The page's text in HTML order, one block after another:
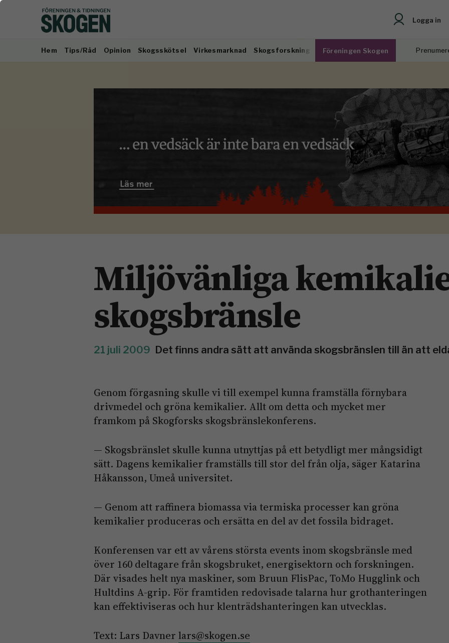
Logga in
Hem Tips/Råd Opinion Skogsskötsel Virkesmarknad Skogsforskning Föreningen Skogen
Miljövänliga
skogsbränsle
21 juli 2009 Det finns andra sätt att använda skogsbränslen till än att
Genom förgasning skulle vi till exempel kunna framställa förnybara
drivmedel och gröna kemikalier. Allt om detta och mycket mer
framkom på Skogforsks skogsbränslekonferens.
— Skogsbränslet skulle kunna utnyttjas på ett betydligt mer mångsidigt
sätt. Dagens kemikalier framställs till stor del från olja, säger Katarina
Håkansson, Umeå universitet.
— Genom att raffinera biomassa via termiska processer kan gröna
kemikalier produceras och ersätta en del av det fossila bidraget.
Konferensen var ett av vårens största events inom skogsbränsle med
över 160 deltagare från skogsbruket, energisektorn och forskningen.
Där visades helt nya maskiner, som Bruun FlisPac, ToMo Hugglink och
Hultdins A-grip. För framtiden redovisade talarna hur grothanteringen
kan effektiviseras och hur klenträdshanteringen kan utvecklas.
Text: Lars Davner lars@skogen.se